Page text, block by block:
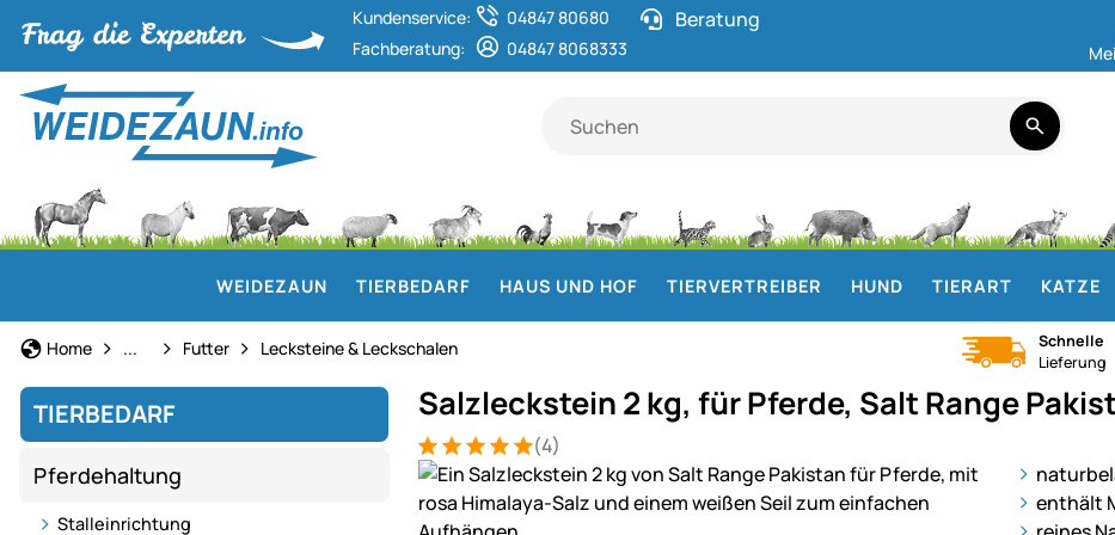
Kundenservice:
04847 80680
Fachberatung:
04847 8068333
Beratung
WEIDEZAUN TIERBEDARF HAUS UND HOF TIERVERTREIBER HUND TIERART KATZE
Home Pferdehaltung
... Futter Lecksteine & Leckschalen
Schnelle
Lieferung
TIERBEDARF
Pferdehaltung
Stalleinrichtung
Salzleckstein 2 kg, für Pferde, Salt Range
Bewertung: 5 von 5 (4 Bewertungen)
4 Bewertungen
(4)
Produktgalerie
enthält